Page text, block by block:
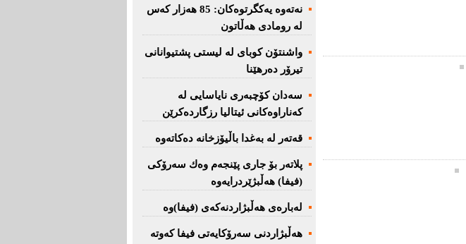
نەتەوە یەكگرتوەكان: 85 هەزار كەس
لە رومادی هەڵاتون
واشنتۆن كوبای لە لیستی پشتیوانانی
تیرۆر دەرهێنا
سەدان كۆچبەری نایاسایی لە
كەناراوەكانی ئیتالیا رزگاردەكرێن
قەتەر لە بەغدا باڵیۆزخانە دەكاتەوە
پلاتەر بۆ جاری پێنجەم وەك سەرۆكی
(فیفا) هەڵبژێردرایەوە
لەبارەی هەڵبژاردنەكەی (فیفا)وە
هەڵبژاردنی سەرۆكایەتی فیفا كەوتە